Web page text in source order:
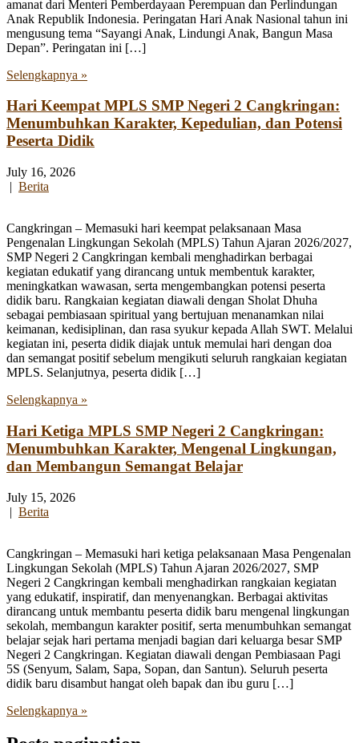
amanat dari Menteri Pemberdayaan Perempuan dan Perlindungan
Anak Republik Indonesia. Peringatan Hari Anak Nasional tahun ini
mengusung tema “Sayangi Anak, Lindungi Anak, Bangun Masa
Depan”. Peringatan ini […]
Selengkapnya »
Hari Keempat MPLS SMP Negeri 2 Cangkringan:
Menumbuhkan Karakter, Kepedulian, dan Potensi
Peserta Didik
July 16, 2026
| Berita
Cangkringan – Memasuki hari keempat pelaksanaan Masa
Pengenalan Lingkungan Sekolah (MPLS) Tahun Ajaran 2026/2027,
SMP Negeri 2 Cangkringan kembali menghadirkan berbagai
kegiatan edukatif yang dirancang untuk membentuk karakter,
meningkatkan wawasan, serta mengembangkan potensi peserta
didik baru. Rangkaian kegiatan diawali dengan Sholat Dhuha
sebagai pembiasaan spiritual yang bertujuan menanamkan nilai
keimanan, kedisiplinan, dan rasa syukur kepada Allah SWT. Melalui
kegiatan ini, peserta didik diajak untuk memulai hari dengan doa
dan semangat positif sebelum mengikuti seluruh rangkaian kegiatan
MPLS. Selanjutnya, peserta didik […]
Selengkapnya »
Hari Ketiga MPLS SMP Negeri 2 Cangkringan:
Menumbuhkan Karakter, Mengenal Lingkungan,
dan Membangun Semangat Belajar
July 15, 2026
| Berita
Cangkringan – Memasuki hari ketiga pelaksanaan Masa Pengenalan
Lingkungan Sekolah (MPLS) Tahun Ajaran 2026/2027, SMP
Negeri 2 Cangkringan kembali menghadirkan rangkaian kegiatan
yang edukatif, inspiratif, dan menyenangkan. Berbagai aktivitas
dirancang untuk membantu peserta didik baru mengenal lingkungan
sekolah, membangun karakter positif, serta menumbuhkan semangat
belajar sejak hari pertama menjadi bagian dari keluarga besar SMP
Negeri 2 Cangkringan. Kegiatan diawali dengan Pembiasaan Pagi
5S (Senyum, Salam, Sapa, Sopan, dan Santun). Seluruh peserta
didik baru disambut hangat oleh bapak dan ibu guru […]
Selengkapnya »